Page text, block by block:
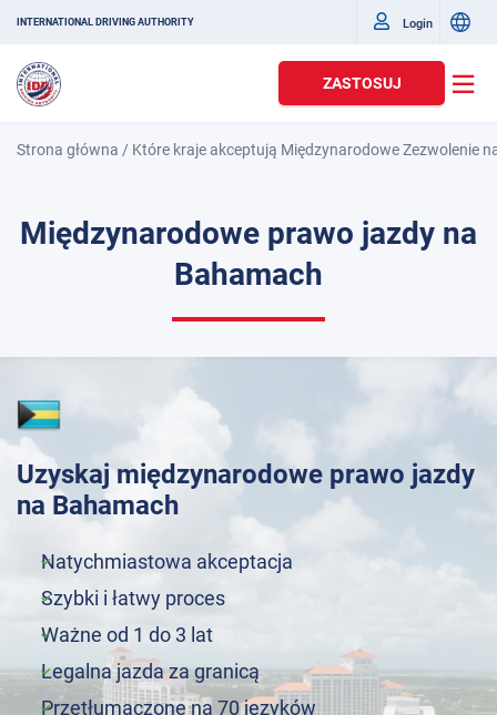
INTERNATIONAL DRIVING AUTHORITY Login
ZASTOSUJ
Strona główna / Które kraje akceptują Międzynarodowe Zezwolenie
Międzynarodowe prawo jazdy na
Bahamach
Uzyskaj międzynarodowe prawo jazdy
na Bahamach
Natychmiastowa akceptacja
Szybki i łatwy proces
Ważne od 1 do 3 lat
Legalna jazda za granicą
Przetłumaczone na 70 języków